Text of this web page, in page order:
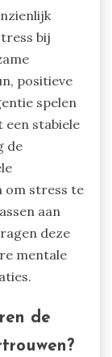
de
bij